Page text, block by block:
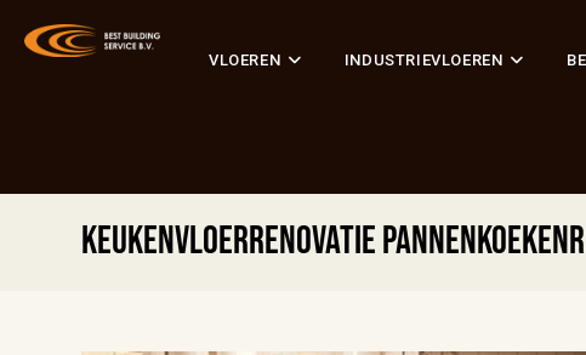
VLOEREN INDUSTRIEVLOEREN
Keukenvloerrenovatie